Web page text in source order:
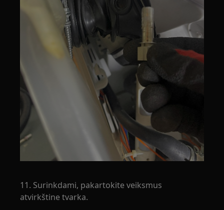
11. Surinkdami, pakartokite veiksmus
atvirkštine tvarka.